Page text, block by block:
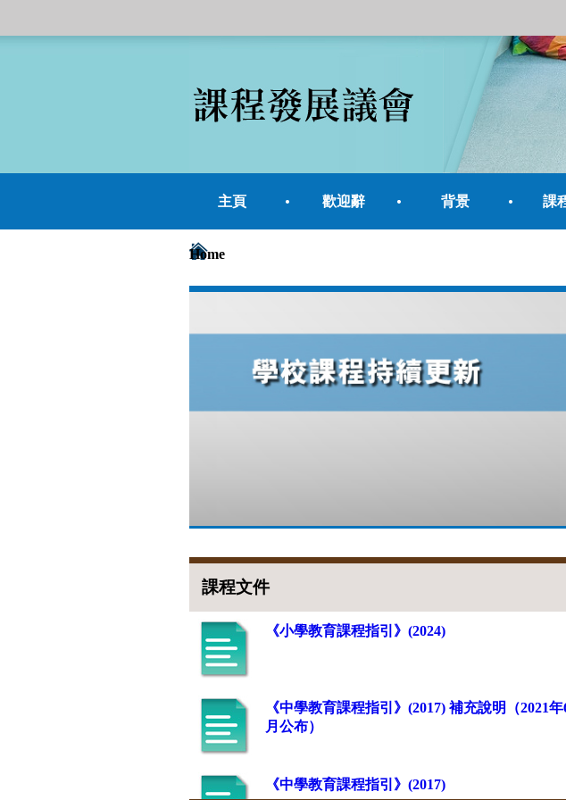
主頁 歡迎辭 背景 課
Home
課程文件
《小學教育課程指引》(2024)
《中學教育課程指引》(2017) 補充說明（2021年
月公布）
《中學教育課程指引》(2017)